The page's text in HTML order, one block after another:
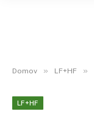
Domov » LF+HF »
LF+HF